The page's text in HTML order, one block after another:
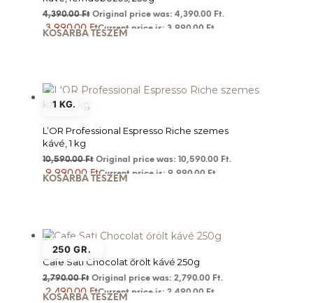
4,390.00Ft Original price was: 4,390.00 Ft.
3,990.00 FtCurrent price is: 3,990.00 Ft.
KOSÁRBA TESZEM
1 KG.
L’OR Professional Espresso Riche szemes
kávé, 1 kg
10,590.00Ft Original price was: 10,590.00 Ft.
9,990.00 FtCurrent price is: 9,990.00 Ft.
KOSÁRBA TESZEM
250 GR.
Cafe Sati Chocolat őrölt kávé 250g
2,790.00Ft Original price was: 2,790.00 Ft.
2,490.00 FtCurrent price is: 2,490.00 Ft.
KOSÁRBA TESZEM